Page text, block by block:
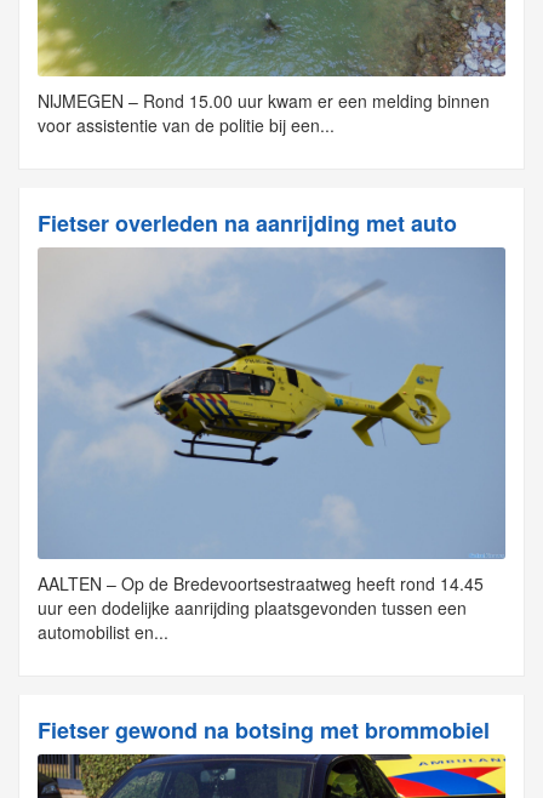
NIJMEGEN – Rond 15.00 uur kwam er een melding binnen
voor assistentie van de politie bij een...
Fietser overleden na aanrijding met auto
AALTEN – Op de Bredevoortsestraatweg heeft rond 14.45
uur een dodelijke aanrijding plaatsgevonden tussen een
automobilist en...
Fietser gewond na botsing met brommobiel